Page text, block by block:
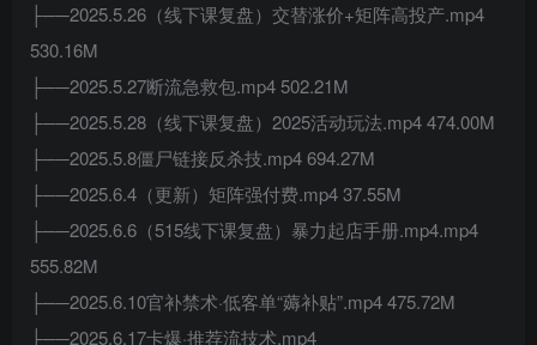
├──2025.5.26（线下课复盘）交替涨价+矩阵高投产.mp4
530.16M
├──2025.5.27断流急救包.mp4 502.21M
├──2025.5.28（线下课复盘）2025活动玩法.mp4 474.00M
├──2025.5.8僵尸链接反杀技.mp4 694.27M
├──2025.6.4（更新）矩阵强付费.mp4 37.55M
├──2025.6.6（515线下课复盘）暴力起店手册.mp4.mp4
555.82M
├──2025.6.10官补禁术·低客单“薅补贴”.mp4 475.72M
├──2025.6.17卡爆·推荐流技术.mp4